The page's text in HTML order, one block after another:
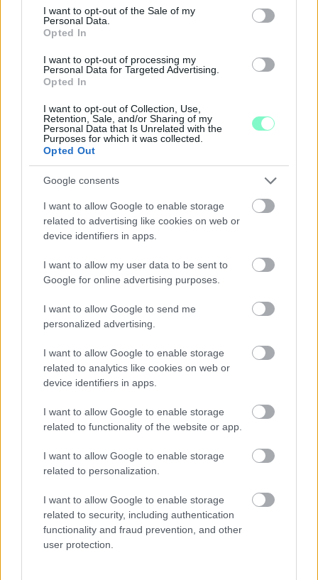
consent section.
I want to opt-out of the Sale of my
Personal Data.
Opted In
I want to opt-out of processing my
Personal Data for Targeted Advertising.
Opted In
I want to opt-out of Collection, Use,
Retention, Sale, and/or Sharing of my
Personal Data that Is Unrelated with the
Purposes for which it was collected.
Opted Out
Google consents
I want to allow Google to enable storage
related to advertising like cookies on web or
device identifiers in apps.
I want to allow my user data to be sent to
Google for online advertising purposes.
I want to allow Google to send me
personalized advertising.
I want to allow Google to enable storage
related to analytics like cookies on web or
device identifiers in apps.
I want to allow Google to enable storage
related to functionality of the website or app.
I want to allow Google to enable storage
related to personalization.
I want to allow Google to enable storage
related to security, including authentication
functionality and fraud prevention, and other
user protection.
PERL, VÁRADI ÉS TANOH DEZ IS OTT VAN A FÉRFI
KOSÁRLABDA-VÁLOGATOTT SZŰKÍTETT
KERETÉBEN
Észtország, Szlovénia és Svédország következik.
MAGYAR PÉTER: 868 MILLIÁRD FORINTOS
BERUHÁZÁSI CSOMAGGAL ERŐSÍTIK
MAGYARORSZÁG ENERGIAELLÁTÁSÁT, MIKÖZBEN
TOVÁBBRA IS KRITIKUS NAPOK ELÉ NÉZ AZ ORSZÁG